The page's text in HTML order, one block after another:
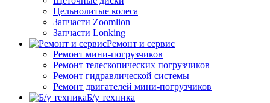
Цельнолитые колеса
Запчасти Zoomlion
Запчасти Lonking
Ремонт и сервис
Ремонт мини-погрузчиков
Ремонт телескопических погрузчиков
Ремонт гидравлической системы
Ремонт двигателей мини-погрузчиков
Б/у техника